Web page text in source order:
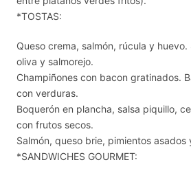
*TOSTAS:
Queso crema, salmón, rúcula y
oliva y salmorejo.
Champiñones con bacon gratinados.
con verduras.
Boquerón en plancha, salsa piquillo,
con frutos secos.
Salmón, queso brie, pimientos asados
*SANDWICHES GOURMET: